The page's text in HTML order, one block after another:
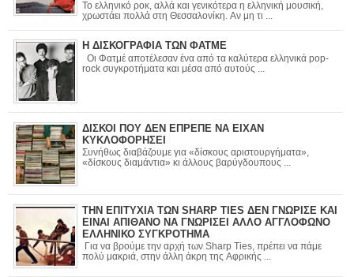
Το ελληνικό ροκ, αλλά και γενικότερα η ελληνική μουσική,
χρωστάει πολλά στη Θεσσαλονίκη. Αν μη τι ...
Η ΔΙΣΚΟΓΡΑΦΙΑ ΤΩΝ ΦΑΤΜΕ
Οι Φατμέ αποτέλεσαν ένα από τα καλύτερα ελληνικά pop-
rock συγκροτήματα και μέσα από αυτούς ...
ΔΙΣΚΟΙ ΠΟΥ ΔΕΝ ΕΠΡΕΠΕ ΝΑ ΕΙΧΑΝ
ΚΥΚΛΟΦΟΡΗΣΕΙ
Συνήθως διαβάζουμε για «δίσκους αριστουργήματα»,
«δίσκους διαμάντια» κι άλλους βαρύγδουπους ...
ΤΗΝ ΕΠΙΤΥΧΙΑ ΤΩΝ SHARP TIES ΔΕΝ ΓΝΩΡΙΣΕ ΚΑΙ
ΕΙΝΑΙ ΑΠΙΘΑΝΟ ΝΑ ΓΝΩΡΙΣΕΙ ΑΛΛΟ ΑΓΓΛΟΦΩΝΟ
ΕΛΛΗΝΙΚΟ ΣΥΓΚΡΟΤΗΜΑ
Για να βρούμε την αρχή των Sharp Ties, πρέπει να πάμε
πολύ μακριά, στην άλλη άκρη της Αφρικής ...